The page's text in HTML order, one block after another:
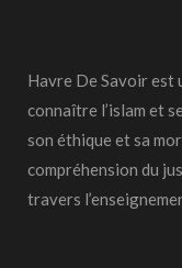
Havre De Savoir est
connaître l’islam et
son éthique et sa
compréhension du
travers